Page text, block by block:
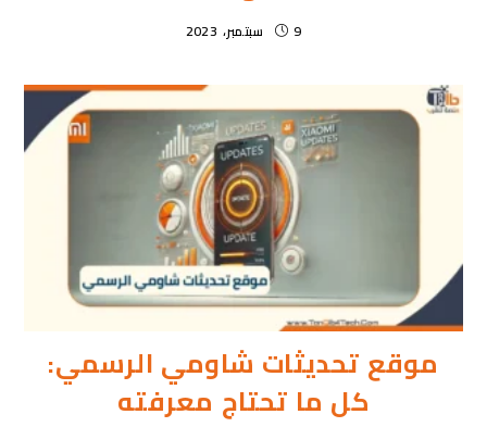
9 سبتمبر، 2023
موقع تحديثات شاومي الرسمي:
كل ما تحتاج معرفته